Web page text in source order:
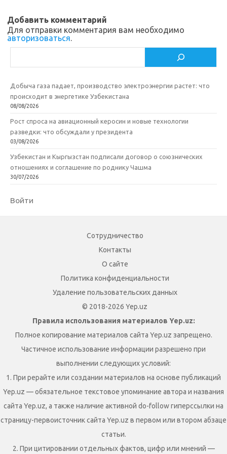
k
i
т
ь
Добавить комментарий
Для отправки комментария вам необходимо
авторизоваться.
Добыча газа падает, производство электроэнергии растет: что
происходит в энергетике Узбекистана
08/08/2026
Рост спроса на авиационный керосин и новые технологии
разведки: что обсуждали у президента
03/08/2026
Узбекистан и Кыргызстан подписали договор о союзнических
отношениях и соглашение по роднику Чашма
30/07/2026
Войти
Сотрудничество
Контакты
О сайте
Политика конфиденциальности
Удаление пользовательских данных
© 2018-2026 Yep.uz
Правила использования материалов Yep.uz:
Полное копирование материалов сайта Yep.uz запрещено.
Частичное использование информации разрешено при
выполнении следующих условий:
1. При рерайте или создании материалов на основе публикаций
Yep.uz — обязательное текстовое упоминание автора и названия
сайта Yep.uz, а также наличие активной do-follow гиперссылки на
страницу-первоисточник сайта Yep.uz в первом или втором абзаце
статьи.
2. При цитировании отдельных фактов, цифр или мнений —